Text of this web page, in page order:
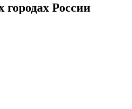
России